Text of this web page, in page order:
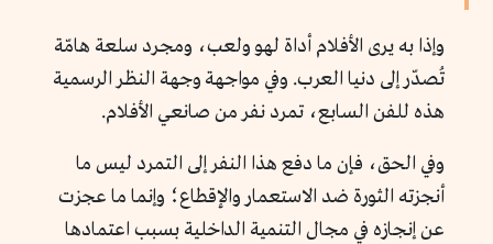
وإذا به يرى الأفلام أداة لهو ولعب، ومجرد سلعة هامّة
تُصدّر إلى دنيا العرب. وفي مواجهة وجهة النظر الرسمية
هذه للفن السابع، تمرد نفر من صانعي الأفلام.
وفي الحق، فإن ما دفع هذا النفر إلى التمرد ليس ما
أنجزته الثورة ضد الاستعمار والإقطاع؛ وإنما ما عجزت
عن إنجازه في مجال التنمية الداخلية بسبب اعتمادها